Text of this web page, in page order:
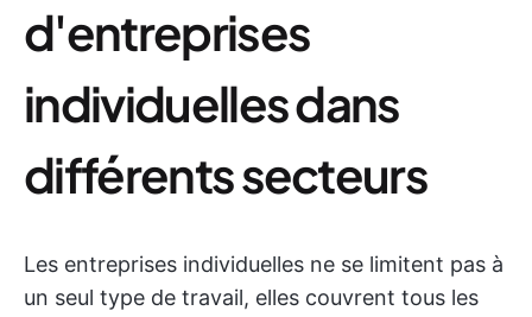
d'entreprises
individuelles dans
différents secteurs
Les entreprises individuelles ne se limitent pas à
un seul type de travail, elles couvrent tous les